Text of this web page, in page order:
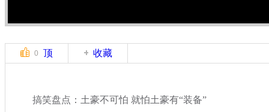
0 顶 收藏
搞笑盘点：土豪不可怕 就怕土豪有“装备”